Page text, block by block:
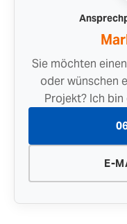
Sie möchten
oder wünschen
Projekt? Ich
E-